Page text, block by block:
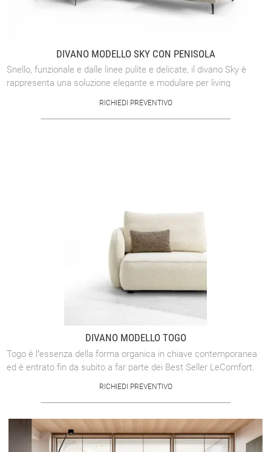
DIVANO MODELLO SKY CON PENISOLA
Snello, funzionale e dalle linee pulite e delicate, il divano Sky è
rappresenta una soluzione elegante e modulare per living
RICHIEDI PREVENTIVO
DIVANO MODELLO TOGO
Togo è l’essenza della forma organica in chiave contemporanea
ed è entrato fin da subito a far parte dei Best Seller LeComfort.
RICHIEDI PREVENTIVO